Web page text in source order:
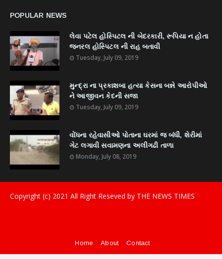
POPULAR NEWS
લેવા પટેલ હોસ્પિટલ ની બેદરકારી, રૂપિયા ન હોતા
જનરલ હોસ્પિટલ ની રાહ બતાવી
Tuesday, July 09, 2019
મુન્દ્રા ના પ્રકાશબા હત્યા કેસના બન્ને આરોપીઓ
ને આજીવન કેદની સજા
Tuesday, July 09, 2019
વોંધના રહેવાસીઓ પોતાના ઘરમાં જ બંધી, શેરીમાં
ગેટ લગાવી સવામણના અલીગઢી તાળા
Monday, July 08, 2019
Copyright (c) 2021 All Right Reseved by THE NEWS TIMES
Home About Contact